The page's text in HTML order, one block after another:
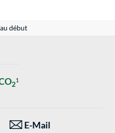
début
21
E-Mail